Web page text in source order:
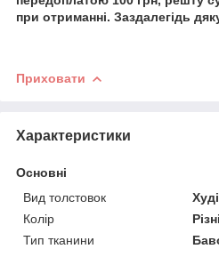
при отриманні. Заздалегідь
Приховати
Характеристики
Основні
Вид толстовок
Худі
Колір
Тип тканини